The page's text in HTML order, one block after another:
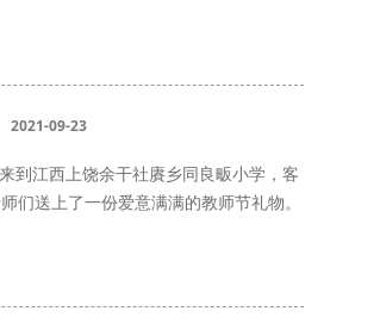
2021-09-23
到江西上饶余干社賡乡同良畈小学，客
们送上了一份爱意满满的教师节礼物。